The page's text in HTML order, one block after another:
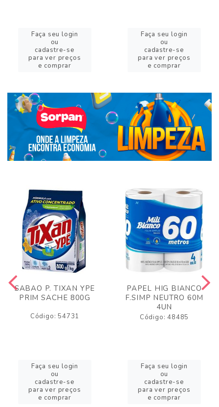
Faça seu login
ou
cadastre-se
para ver preços
e comprar
Faça seu login
ou
cadastre-se
para ver preços
e comprar
SABAO P. TIXAN YPE
PRIM SACHE 800G
Código: 54731
Faça seu login
ou
cadastre-se
para ver preços
e comprar
PAPEL HIG BIANCO
F.SIMP NEUTRO 60M
4UN
Código: 48485
Faça seu login
ou
cadastre-se
para ver preços
e comprar